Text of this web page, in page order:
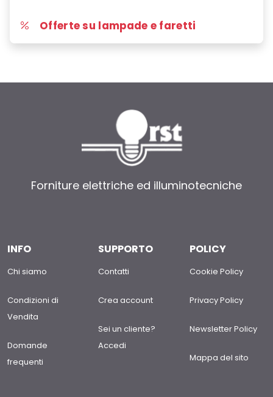
Offerte su lampade e faretti
Forniture elettriche ed illuminotecniche
INFO
Chi siamo
Condizioni di
Vendita
Domande
frequenti
SUPPORTO
Contatti
Crea account
Sei un cliente?
Accedi
POLICY
Cookie Policy
Privacy Policy
Newsletter Policy
Mappa del sito